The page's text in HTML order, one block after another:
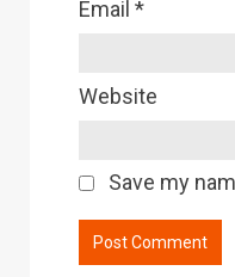
Email *
Website
Save my